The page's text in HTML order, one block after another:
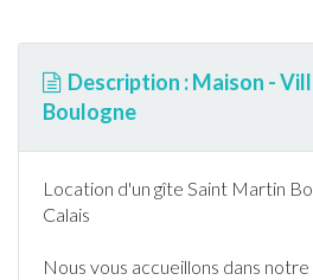
Description : Maison -
Boulogne
Location d'un gîte Saint Martin
Calais
Nous vous accueillons dans